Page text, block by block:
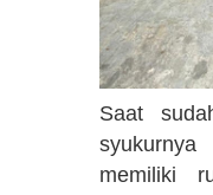
Saat
memiliki